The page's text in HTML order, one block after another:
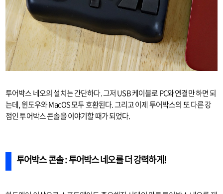
투어박스 네오의 설치는 간단하다. 그저 USB 케이블로 PC와 연결만 하면 되
는데, 윈도우와 MacOS 모두 호환된다. 그리고 이제 투어박스의 또 다른 강
점인 투어박스 콘솔을 이야기할 때가 되었다.
투어박스 콘솔 : 투어박스 네오를 더 강력하게!